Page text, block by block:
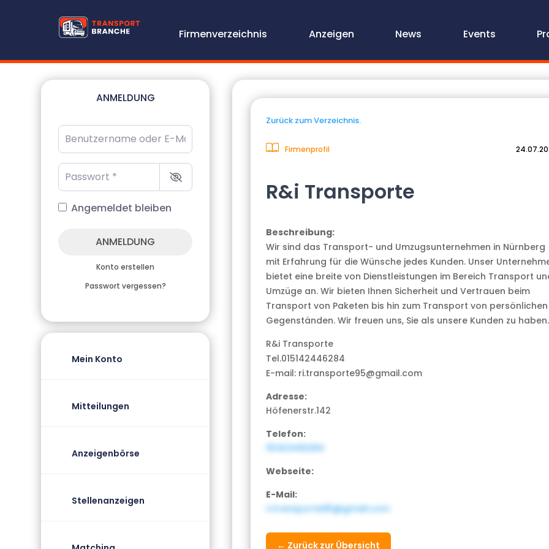
Firmenverzeichnis Anzeigen News Events
ANMELDUNG
Benutzername oder E-Mail-Adresse
Passwort
Angemeldet bleiben
ANMELDUNG
Konto erstellen
Passwort vergessen?
Mein Konto
Mitteilungen
Anzeigenbörse
Stellenanzeigen
Zurück zum Verzeichnis.
Firmenprofil
R&i Transporte
Beschreibung:
Wir sind das Transport- und Umzugsunternehmen in Nürnberg
mit Erfahrung für die Wünsche jedes Kunden. Unser
bietet eine breite von Dienstleistungen im Bereich Transport
Umzüge an. Wir bieten Ihnen Sicherheit und Vertrauen beim
Transport von Paketen bis hin zum Transport von persönlichen
Gegenständen. Wir freuen uns, Sie als unsere Kunden zu haben.
R&i Transporte
Tel.015142446284
E-mail: ri.transporte95@gmail.com
Adresse:
Höfenerstr.142
Telefon:
15142446284
Webseite:
E-Mail:
ri.transporte95@gmail.com
← Zurück zur Übersicht